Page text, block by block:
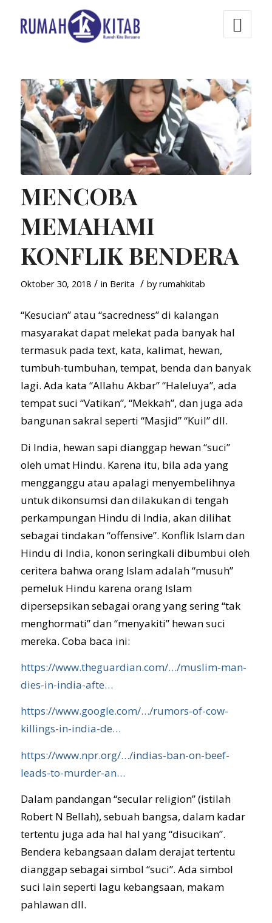
MENCOBA
MEMAHAMI
KONFLIK BENDERA
Oktober 30, 2018 / in Berita / byrumahkitab
“Kesucian” atau “sacredness” di kalangan
masyarakat dapat melekat pada banyak hal
termasuk pada text, kata, kalimat, hewan,
tumbuh-tumbuhan, tempat, benda dan banyak
lagi. Ada kata “Allahu Akbar” “Haleluya”, ada
tempat suci “Vatikan”, “Mekkah”, dan juga ada
bangunan sakral seperti “Masjid” “Kuil” dll.
Di India, hewan sapi dianggap hewan “suci”
oleh umat Hindu. Karena itu, bila ada yang
mengganggu atau apalagi menyembelihnya
untuk dikonsumsi dan dilakukan di tengah
perkampungan Hindu di India, akan dilihat
sebagai tindakan “offensive”. Konflik Islam dan
Hindu di India, konon seringkali dibumbui oleh
ceritera bahwa orang Islam adalah “musuh”
pemeluk Hindu karena orang Islam
dipersepsikan sebagai orang yang sering “tak
menghormati” dan “menyakiti” hewan suci
mereka. Coba baca ini:
https://www.theguardian.com/…/muslim-man-
dies-in-india-afte…
https://www.google.com/…/rumors-of-cow-
killings-in-india-de…
https://www.npr.org/…/indias-ban-on-beef-
leads-to-murder-an…
Dalam pandangan “secular religion” (istilah
Robert N Bellah), sebuah bangsa, dalam kadar
tertentu juga ada hal hal yang “disucikan”.
Bendera kebangsaan dalam derajat tertentu
dianggap sebagai simbol “suci”. Ada simbol
suci lain seperti lagu kebangsaan, makam
pahlawan dll.